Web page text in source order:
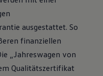
ausgestattet. So
finanziellen
„Jahreswagen von
Qualitätszertifikat